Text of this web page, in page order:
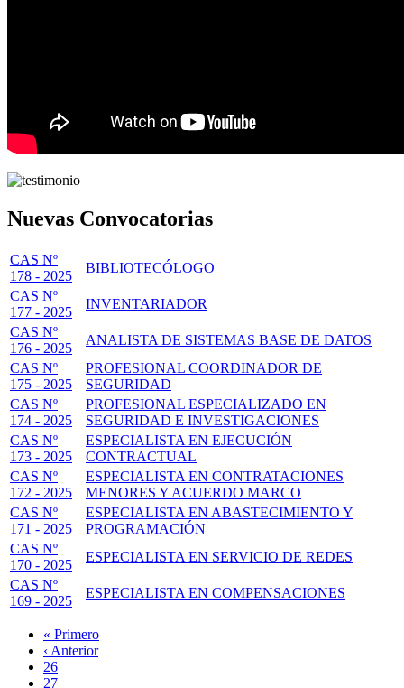
Nuevas Convocatorias
CAS Nº
178 - 2025
BIBLIOTECÓLOGO
CAS Nº
177 - 2025
INVENTARIADOR
CAS Nº
176 - 2025
ANALISTA DE SISTEMAS BASE DE DATOS
CAS Nº
175 - 2025
PROFESIONAL COORDINADOR DE
SEGURIDAD
CAS Nº
174 - 2025
PROFESIONAL ESPECIALIZADO EN
SEGURIDAD E INVESTIGACIONES
CAS Nº
173 - 2025
ESPECIALISTA EN EJECUCIÓN
CONTRACTUAL
CAS Nº
172 - 2025
ESPECIALISTA EN CONTRATACIONES
MENORES Y ACUERDO MARCO
CAS Nº
171 - 2025
ESPECIALISTA EN ABASTECIMIENTO Y
PROGRAMACIÓN
CAS Nº
170 - 2025
ESPECIALISTA EN SERVICIO DE REDES
CAS Nº
169 - 2025
ESPECIALISTA EN COMPENSACIONES
Paginación
Primera
página
« Primero
Página
anterior
‹ Anterior
Page
26
Page
27